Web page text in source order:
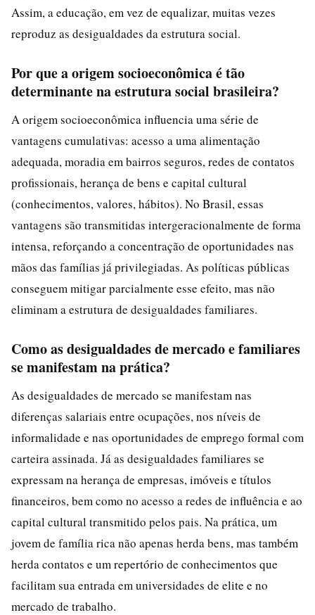
Assim, a educação, em vez de equalizar, muitas vezes
reproduz as desigualdades da estrutura social.
Por que a origem socioeconômica é tão
determinante na estrutura social brasileira?
A origem socioeconômica influencia uma série de
vantagens cumulativas: acesso a uma alimentação
adequada, moradia em bairros seguros, redes de contatos
profissionais, herança de bens e capital cultural
(conhecimentos, valores, hábitos). No Brasil, essas
vantagens são transmitidas intergeracionalmente de forma
intensa, reforçando a concentração de oportunidades nas
mãos das famílias já privilegiadas. As políticas públicas
conseguem mitigar parcialmente esse efeito, mas não
eliminam a estrutura de desigualdades familiares.
Como as desigualdades de mercado e familiares
se manifestam na prática?
As desigualdades de mercado se manifestam nas
diferenças salariais entre ocupações, nos níveis de
informalidade e nas oportunidades de emprego formal com
carteira assinada. Já as desigualdades familiares se
expressam na herança de empresas, imóveis e títulos
financeiros, bem como no acesso a redes de influência e ao
capital cultural transmitido pelos pais. Na prática, um
jovem de família rica não apenas herda bens, mas também
herda contatos e um repertório de conhecimentos que
facilitam sua entrada em universidades de elite e no
mercado de trabalho.